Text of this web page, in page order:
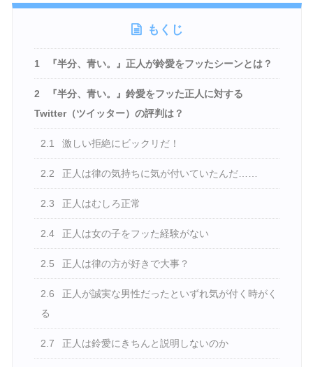
もくじ
1 『半分、青い。』正人が鈴愛をフッたシーンとは？
2
『半分、青い。』鈴愛をフッた正人に対する
Twitter（ツイッター）の評判は？
2.1 激しい拒絶にビックリだ！
2.2 正人は律の気持ちに気が付いていたんだ……
2.3 正人はむしろ正常
2.4 正人は女の子をフッた経験がない
2.5 正人は律の方が好きで大事？
2.6
正人が誠実な男性だったといずれ気が付く時がく
る
2.7 正人は鈴愛にきちんと説明しないのか